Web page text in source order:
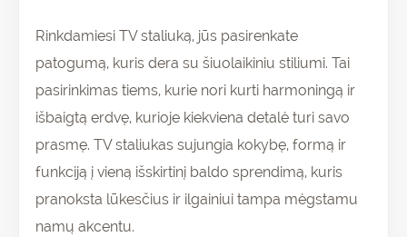
Rinkdamiesi TV staliuką, jūs pasirenkate
patogumą, kuris dera su šiuolaikiniu stiliumi. Tai
pasirinkimas tiems, kurie nori kurti harmoningą ir
išbaigtą erdvę, kurioje kiekviena detalė turi savo
prasmę. TV staliukas sujungia kokybę, formą ir
funkciją į vieną išskirtinį baldo sprendimą, kuris
pranoksta lūkesčius ir ilgainiui tampa mėgstamu
namų akcentu.